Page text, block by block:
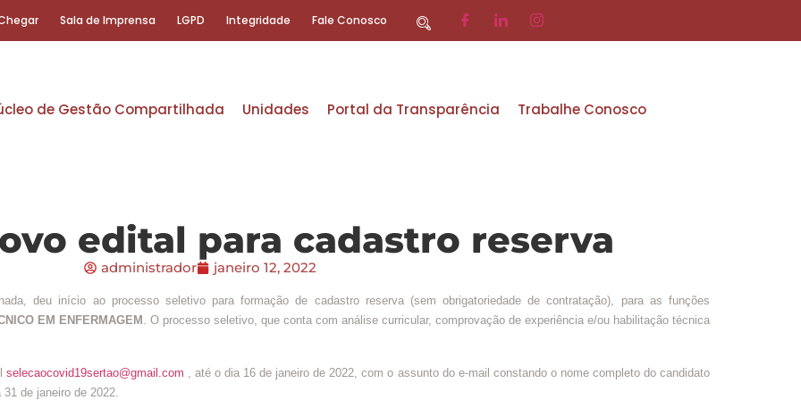
Sala de Imprensa LGPD Integridade Fale Conosco
de Gestão Compartilhada Unidades Portal da Transparência Trabalhe Conosco
edital para cadastro reserva
administrador janeiro 12, 2022
deu início ao processo seletivo para formação de cadastro reserva (sem obrigatoriedade de contratação), para as funções
EM ENFERMAGEM . O processo seletivo, que conta com análise curricular, comprovação de experiência e/ou habilitação técnica
selecaocovid19sertao@gmail.com , até o dia 16 de janeiro de 2022, com o assunto do e-mail constando o nome completo do candidato
de janeiro de 2022.